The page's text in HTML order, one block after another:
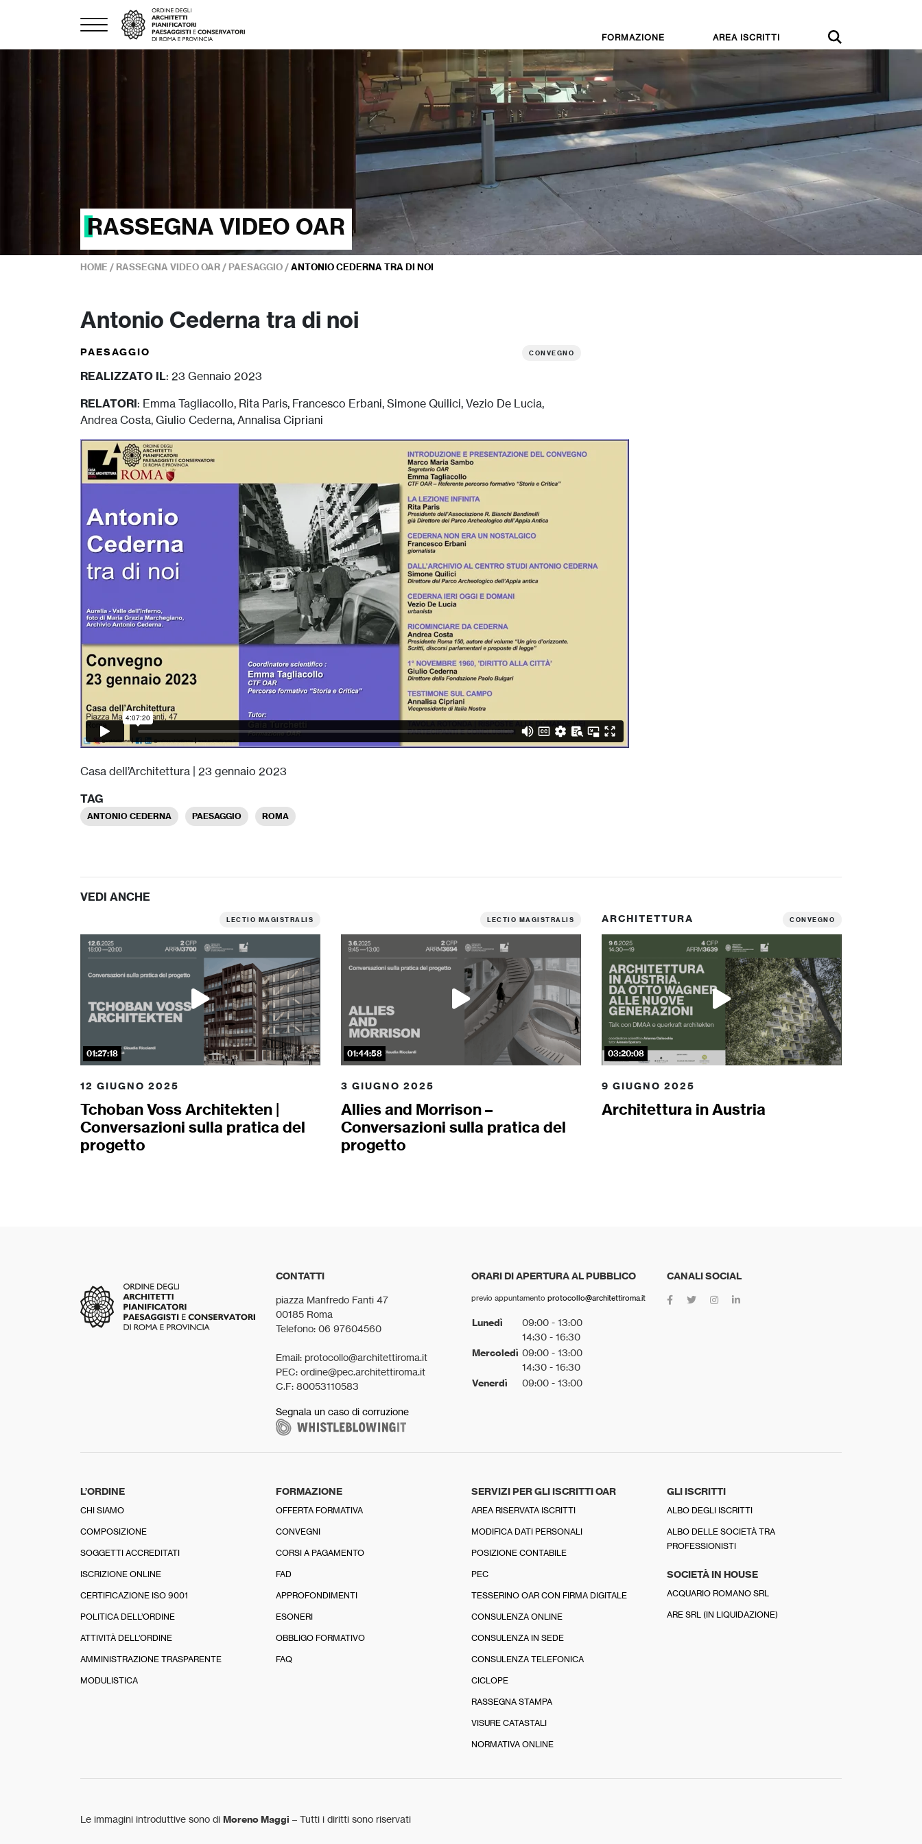
FORMAZIONE AREA ISCRITTI
RASSEGNA VIDEO OAR
HOME / RASSEGNA VIDEO OAR / PAESAGGIO /ANTONIO CEDERNA TRA DI NOI
Antonio Cederna tra di noi
PAESAGGIO CONVEGNO
REALIZZATO IL: 23 Gennaio 2023
RELATORI: Emma Tagliacollo, Rita Paris, Francesco Erbani, Simone Quilici, Vezio De Lucia,
Andrea Costa, Giulio Cederna, Annalisa Cipriani
Casa dell’Architettura | 23 gennaio 2023
TAG
ANTONIO CEDERNA PAESAGGIO ROMA
VEDI ANCHE
LECTIO MAGISTRALIS
01:27:18
12 GIUGNO 2025
Tchoban Voss Architekten |
Conversazioni sulla pratica del
progetto
LECTIO MAGISTRALIS
01:44:58
3 GIUGNO 2025
Allies and Morrison –
Conversazioni sulla pratica del
progetto
ARCHITETTURA CONVEGNO
03:20:08
9 GIUGNO 2025
Architettura in Austria
CONTATTI
piazza Manfredo Fanti 47
00185 Roma
Telefono: 06 97604560
Email: protocollo@architettiroma.it
PEC: ordine@pec.architettiroma.it
C.F: 80053110583
Segnala un caso di corruzione
ORARI DI APERTURA AL PUBBLICO
previo appuntamento protocollo@architettiroma.it
Lunedì
09:00 - 13:00
14:30 - 16:30
Mercoledì 09:00 - 13:00
14:30 - 16:30
Venerdì 09:00 - 13:00
CANALI SOCIAL
L’ORDINE
CHI SIAMO
COMPOSIZIONE
SOGGETTI ACCREDITATI
ISCRIZIONE ONLINE
CERTIFICAZIONE ISO 9001
POLITICA DELL’ORDINE
ATTIVITÀ DELL’ORDINE
AMMINISTRAZIONE TRASPARENTE
MODULISTICA
FORMAZIONE
OFFERTA FORMATIVA
CONVEGNI
CORSI A PAGAMENTO
FAD
APPROFONDIMENTI
ESONERI
OBBLIGO FORMATIVO
FAQ
SERVIZI PER GLI ISCRITTI OAR
AREA RISERVATA ISCRITTI
MODIFICA DATI PERSONALI
POSIZIONE CONTABILE
PEC
TESSERINO OAR CON FIRMA DIGITALE
CONSULENZA ONLINE
CONSULENZA IN SEDE
CONSULENZA TELEFONICA
CICLOPE
RASSEGNA STAMPA
VISURE CATASTALI
NORMATIVA ONLINE
GLI ISCRITTI
ALBO DEGLI ISCRITTI
ALBO DELLE SOCIETÀ TRA
PROFESSIONISTI
SOCIETÀ IN HOUSE
ACQUARIO ROMANO SRL
ARE SRL (IN LIQUIDAZIONE)
Le immagini introduttive sono di Moreno Maggi – Tutti i diritti sono riservati